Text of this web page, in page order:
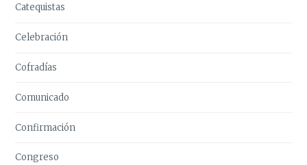
Catequistas
Celebración
Cofradías
Comunicado
Confirmación
Congreso